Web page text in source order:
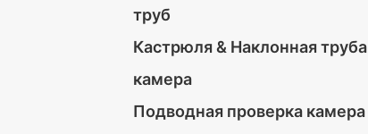
труб
Кастрюля & Наклонная труба
камера
Подводная проверка камера